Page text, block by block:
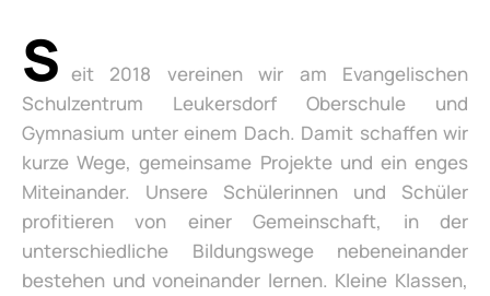
S eit 2018 vereinen wir am Evangelischen
Schulzentrum Leukersdorf Oberschule und
Gymnasium unter einem Dach. Damit schaffen wir
kurze Wege, gemeinsame Projekte und ein enges
Miteinander. Unsere Schülerinnen und Schüler
profitieren von einer Gemeinschaft, in der
unterschiedliche Bildungswege nebeneinander
bestehen und voneinander lernen. Kleine Klassen,